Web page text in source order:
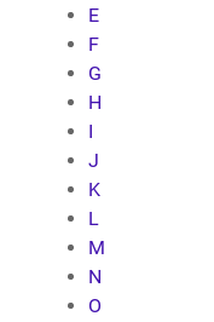
E
F
G
H
I
J
K
L
M
N
O